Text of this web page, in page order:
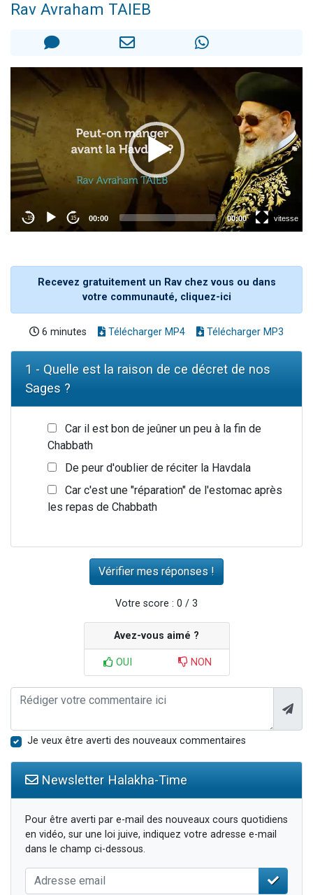
Nathaniel vient de donner son Maasser
Rav Avraham TAIEB
Recevez gratuitement un Rav chez vous ou dans
votre communauté, cliquez-ici
6 minutes Télécharger MP4 Télécharger MP3
1 - Quelle est la raison de ce décret de nos
Sages ?
Car il est bon de jeûner un peu à la fin de
Chabbath
De peur d'oublier de réciter la Havdala
Car c'est une "réparation" de l'estomac après
les repas de Chabbath
Votre score : 0 / 3
Avez-vous aimé ?
OUI NON
Je veux être averti des nouveaux commentaires
Newsletter Halakha-Time
Pour être averti par e-mail des nouveaux cours quotidiens
en vidéo, sur une loi juive, indiquez votre adresse e-mail
dans le champ ci-dessous.